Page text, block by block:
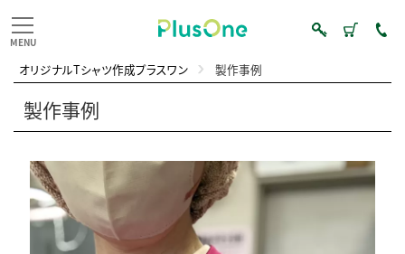
オリジナルTシャツ作成プラスワン 製作事例
製作事例